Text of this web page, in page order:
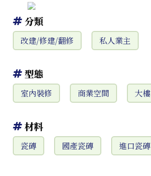
分類
改建/修建/翻修 私人業主
型態
室內裝修 商業空間 大樓
材料
瓷磚 國產瓷磚 進口瓷磚